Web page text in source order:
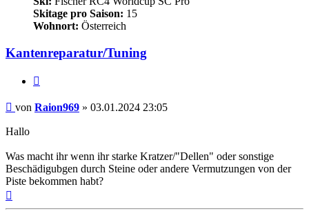
Skitage pro Saison: 15
Wohnort: Österreich
Kantenreparatur/Tuning
Beitrag
von Raion969 » 03.01.2024 23:05
Hallo
Was macht ihr wenn ihr starke Kratzer/"Dellen" oder sonstige
Beschädigubgen durch Steine oder andere Vermutzungen von der
Piste bekommen habt?